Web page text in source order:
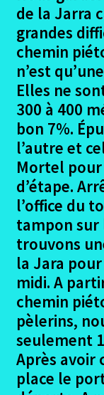
Seville –
Voyage
Seville
Puerto
San
de la Jarra
grandes
chemin
n’est
Elles ne
300 à 400
bon 7%.
l’autre et
Mortel
d’étape.
l’office du
tampon sur
trouvons
la Jara
midi. A
chemin
pèlerins,
seulement
Après avoir
place le